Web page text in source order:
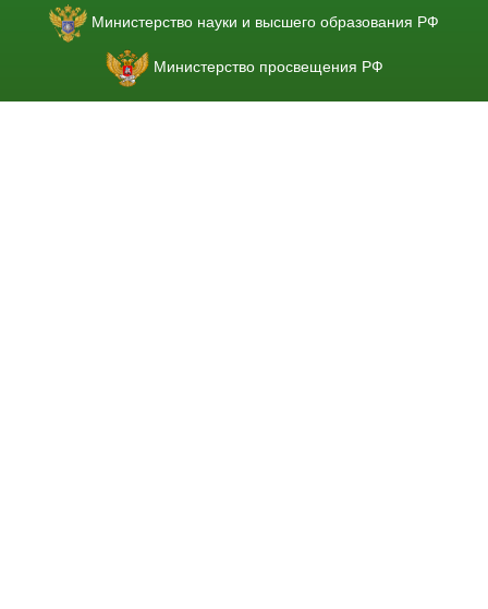
Министерство науки и высшего образования РФ
Министерство просвещения РФ